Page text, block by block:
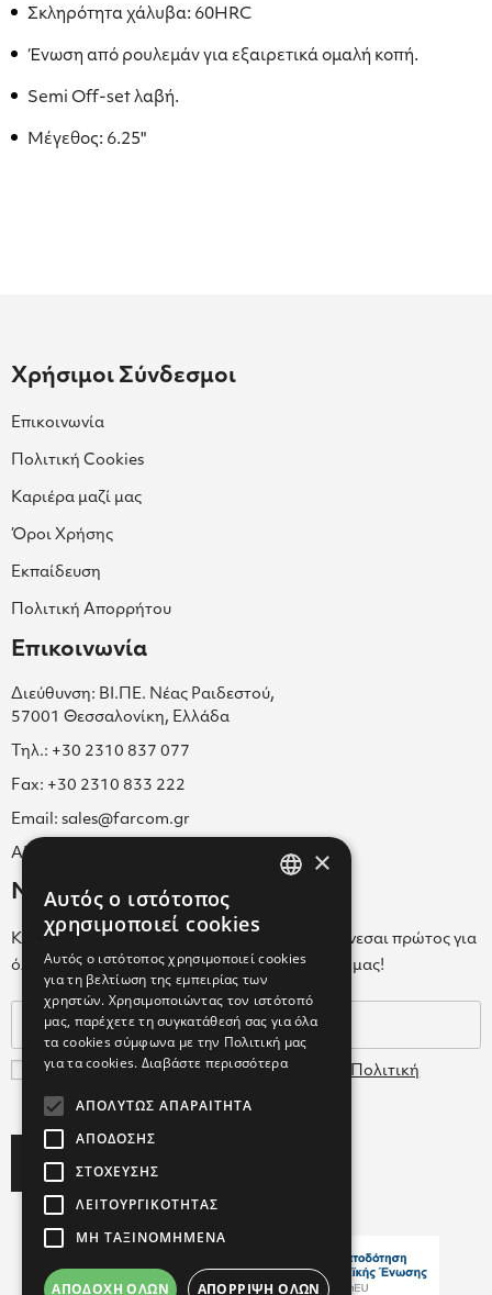
Σκληρότητα χάλυβα: 60HRC
Ένωση από ρουλεμάν για εξαιρετικά ομαλή κοπή.
Semi Off-set λαβή.
Μέγεθος: 6.25"
Χρήσιμοι Σύνδεσμοι
Επικοινωνία
Πολιτική Cookies
Καριέρα μαζί μας
Όροι Χρήσης
Εκπαίδευση
Πολιτική Απορρήτου
Επικοινωνία
Διεύθυνση: ΒΙ.ΠΕ. Νέας Ραιδεστού,
57001 Θεσσαλονίκη, Ελλάδα
Τηλ.: +30 2310 837 077
Fax: +30 2310 833 222
Email: sales@farcom.gr
ΑΡ.Γ.Ε.ΜΗ. 038365205000
Newsletter
Κάνε εγγραφή στο Newsletter για να ενημερώνεσαι πρώτος για
όλα τα νέα μας και τα ολοκαίνουρια προϊόντα μας!
Συμφωνώ με τουςΌρους Χρήσης
Πολιτική
Δεδομένων
×
Αυτός ο ιστότοπος
χρησιμοποιεί cookies
Αυτός ο ιστότοπος χρησιμοποιεί cookies
για τη βελτίωση της εμπειρίας των
χρηστών. Χρησιμοποιώντας τον ιστότοπό
μας, παρέχετε τη συγκατάθεσή σας για όλα
τα cookies σύμφωνα με την Πολιτική μας
για τα cookies. Διαβάστε περισσότερα
ΑΠΟΛΎΤΩΣ ΑΠΑΡΑΊΤΗΤΑ
ΑΠΌΔΟΣΗΣ
ΣΤΌΧΕΥΣΗΣ
ΛΕΙΤΟΥΡΓΙΚΌΤΗΤΑΣ
ΜΗ ΤΑΞΙΝΟΜΗΜΈΝΑ
ΑΠΟΔΟΧΉ ΌΛΩΝ ΑΠΌΡΡΙΨΗ ΌΛΩΝ